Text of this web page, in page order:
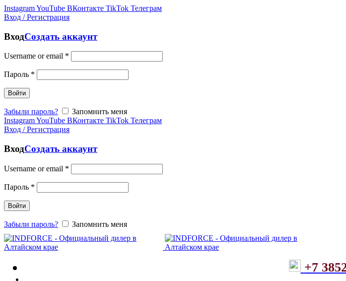
InstagramYouTube ВКонтакте TikTok Телеграм
Вход / Регистрация
ВходСоздать аккаунт
Username or email *
Пароль *
Войти
Забыли пароль?
Запомнить меня
InstagramYouTube ВКонтакте TikTok Телеграм
Вход / Регистрация
ВходСоздать аккаунт
Username or email *
Пароль *
Войти
Забыли пароль? Запомнить меня
+7